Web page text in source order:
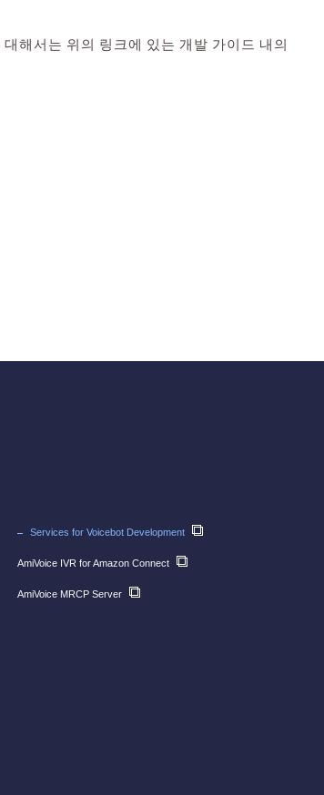
해서는 위의 링크에 있는 개발 가이드 내의
Services for Voicebot Development
AmiVoice IVR for Amazon Connect
AmiVoice MRCP Server